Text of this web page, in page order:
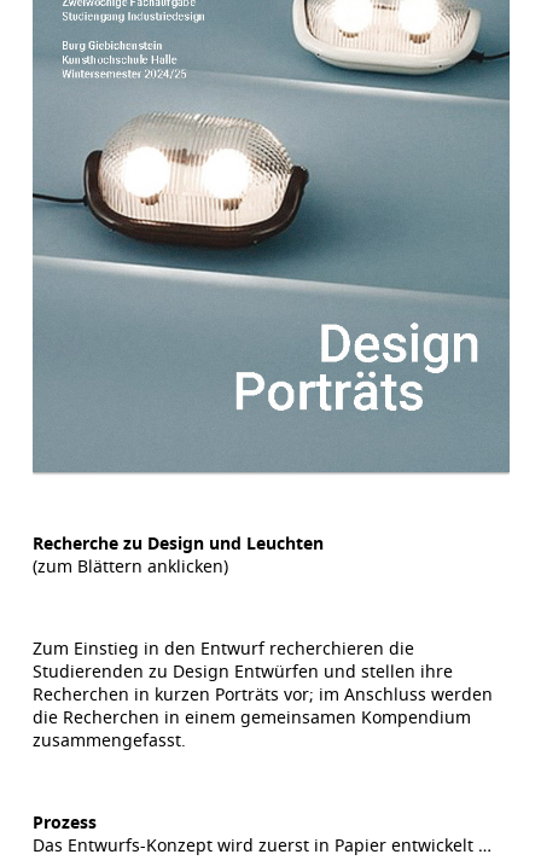
Recherche zu Design und Leuchten
(zum Blättern anklicken)
Zum Einstieg in den Entwurf recherchieren die
Studierenden zu Design Entwürfen und stellen ihre
Recherchen in kurzen Porträts vor; im Anschluss werden
die Recherchen in einem gemeinsamen Kompendium
zusammengefasst.
Prozess
Das Entwurfs-Konzept wird zuerst in Papier entwickelt …